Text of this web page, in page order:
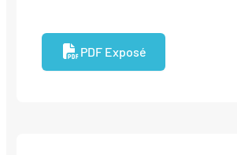
PDF Exposé